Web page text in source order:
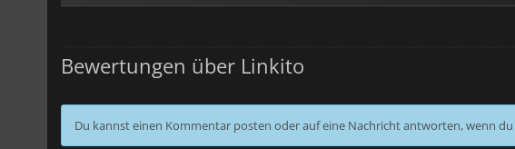
Bewertungen über Linkito
Du kannst einen Kommentar posten oder auf eine Nachricht antworten, wenn du